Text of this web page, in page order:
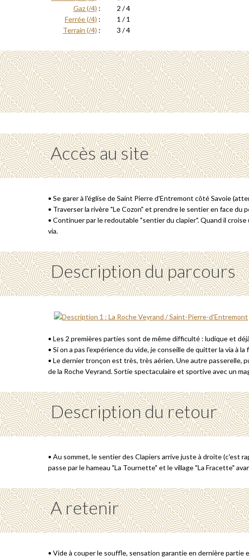
Gaz (/4) : 2 / 4
Ferrée (/4) : 1 / 1
Terrain (/4) : 3 / 4
Accès au site
• Se garer à l'église de Saint Pierre d'Entremont côté Savoie
• Traverser la rivère "Le Cozon" et prendre le sentier en face du
• Continuer par le redoutable "sentier du clapier". Quand il
via.
Description du parcours
• Les 2 premières parties sont de même difficulté : ludique et
• Si on a pas l'expérience du vide, je conseille de quitter la via à
• Le dernier tronçon est très, très aérien. Une autre passerelle,
de la Roche Veyrand. Sortie spectaculaire et sportive avec un
Description du retour
• Au sommet, le sentier des Clapiers arrive juste à droite
passe par le hameau "La Tournette" et le village "La Fracette"
A retenir
• Vide à couper le souffle, sensation garantie en dernière partie